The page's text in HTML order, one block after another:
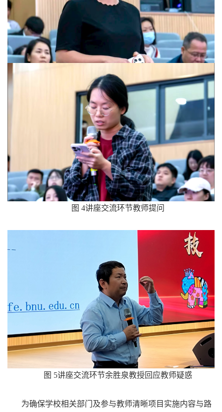
图 4讲座交流环节教师提问
图 5讲座交流环节余胜泉教授回应教师疑惑
为确保学校相关部门及参与教师清晰项目实施内容与路